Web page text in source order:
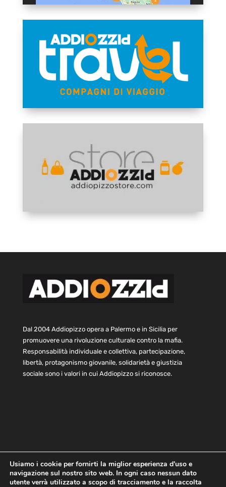
Dal 2004 Addiopizzo opera a Palermo e in Sicilia per
promuovere una rivoluzione culturale contro la mafia.
Responsabilità individuale e collettiva, partecipazione,
libertà, protagonismo giovanile, solidarietà e giustizia
sociale sono i valori in cui Addiopizzo si riconosce.
Home Statuto e bilancio
Contatti
Usiamo i cookie per fornirti la miglior esperienza d'uso e
navigazione sul nostro sito web. In ogni caso nessun dato
utente verrà utilizzato a scopo di tracciamento e la raccolta